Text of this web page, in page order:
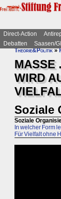
Direct-Action
Debatten
Saasen/
Theorie&Politik»
MASSE
WIRD
Soziale
Soziale
In welcher Form
Für Vielfalt ohne